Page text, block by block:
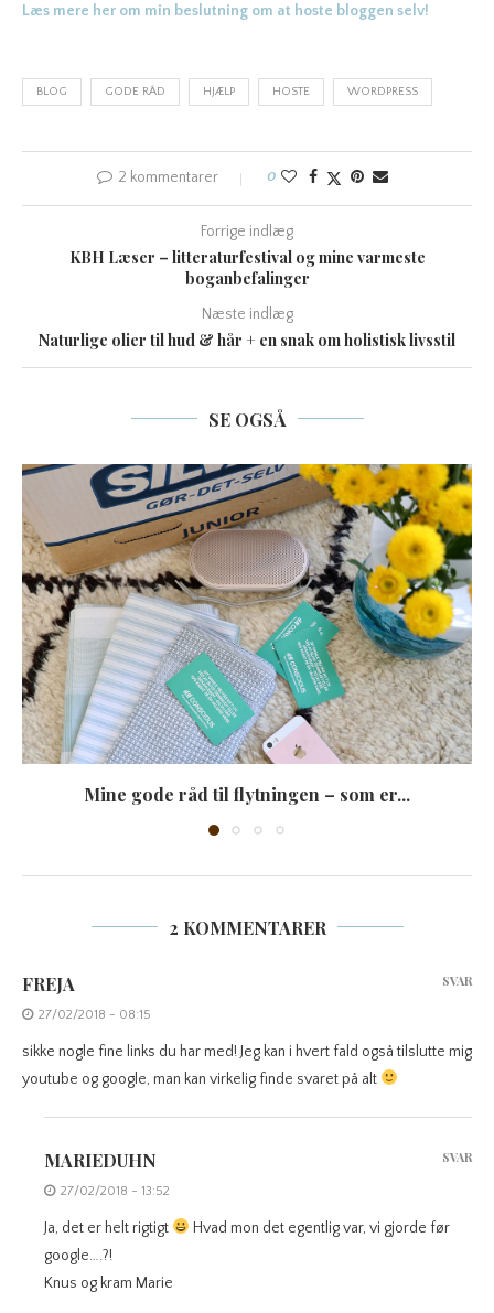
Læs mere her om min beslutning om at hoste bloggen selv!
BLOG GODE RÅD HJÆLP HOSTE WORDPRESS
2 kommentarer 0
Forrige indlæg
KBH Læser – litteraturfestival og mine varmeste
boganbefalinger
Næste indlæg
Naturlige olier til hud & hår + en snak om holistisk livsstil
SE OGSÅ
Mine gode råd til flytningen – som er...
2 KOMMENTARER
FREJA
27/02/2018 - 08:15
sikke nogle fine links du har med! Jeg kan i hvert fald også tilslutte mig
youtube og google, man kan virkelig finde svaret på alt
SVAR
MARIEDUHN
27/02/2018 - 13:52
Ja, det er helt rigtigt
Hvad mon det egentlig var, vi gjorde før
google….?!
Knus og kram Marie
SVAR